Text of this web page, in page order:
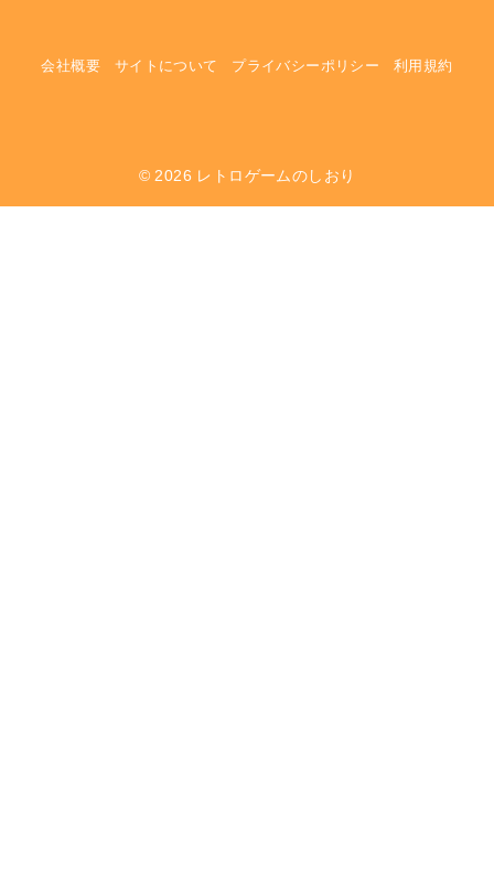
会社概要 サイトについて プライバシーポリシー 利用規約
© 2026 レトロゲームのしおり